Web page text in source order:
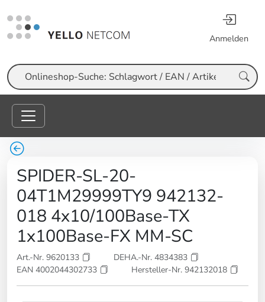
Anmelden
Suche
SPIDER-SL-20-
04T1M29999TY9 942132-
018 4x10/100Base-TX
1x100Base-FX MM-SC
Art.-Nr. 9620133
DEHA.-Nr. 4834383
EAN 4002044302733
Hersteller-Nr. 942132018